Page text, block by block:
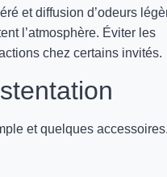
et diffusion d’odeurs
l’atmosphère. Éviter les
chez certains invités.
et quelques accessoires.